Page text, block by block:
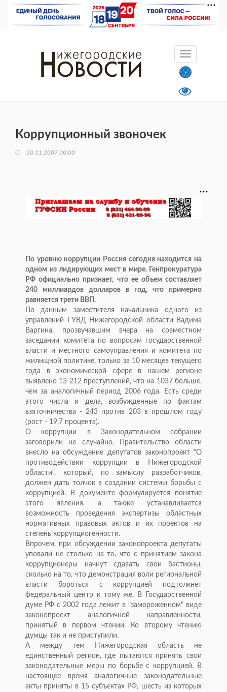
Коррупционный звоночек
20.11.2007 00:00
По уровню коррупции Россия сегодня находится на
одном из лидирующих мест в мире. Генпрокуратура
РФ официально признает, что ее объем составляет
240 миллиардов долларов в год, что примерно
равняется трети ВВП.
По данным заместителя начальника одного из
управлений ГУВД Нижегородской области Вадима
Варгина, прозвучавшим вчера на совместном
заседании комитета по вопросам государственной
власти и местного самоуправления и комитета по
жилищной политике, только за 10 месяцев текущего
года в экономической сфере в нашем регионе
выявлено 13 212 преступлений, что на 1037 больше,
чем за аналогичный период 2006 года. Есть среди
этого числа и дела, возбужденные по фактам
взяточничества - 243 против 203 в прошлом году
(рост - 19,7 процента).
О коррупции в Законодательном собрании
заговорили не случайно. Правительство области
внесло на обсуждение депутатов законопроект "О
противодействии коррупции в Нижегородской
области", который, по замыслу разработчиков,
должен дать толчок в создании системы борьбы с
коррупцией. В документе формулируется понятие
этого явления, а также устанавливается
возможность проведения экспертизы областных
нормативных правовых актов и их проектов на
степень коррупциогенности.
Впрочем, при обсуждении законопроекта депутаты
уповали не столько на то, что с принятием закона
коррупционеры начнут сдавать свои бастионы,
сколько на то, что демонстрация воли региональной
власти бороться с коррупцией подтолкнет
федеральный центр к тому же. В Государственной
думе РФ с 2002 года лежит в "замороженном" виде
законопроект аналогичной направленности,
принятый в первом чтении. Ко второму чтению
думцы так и не приступили.
А между тем Нижегородская область не
единственный регион, где пытаются принять свои
законодательные меры по борьбе с коррупцией. В
настоящее время аналогичные законодательные
акты приняты в 15 субъектах РФ, шесть из которых